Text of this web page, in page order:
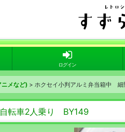
ログイン
メなど) > ホクセイ小判アルミ弁当箱中
転車2人乗り BY149